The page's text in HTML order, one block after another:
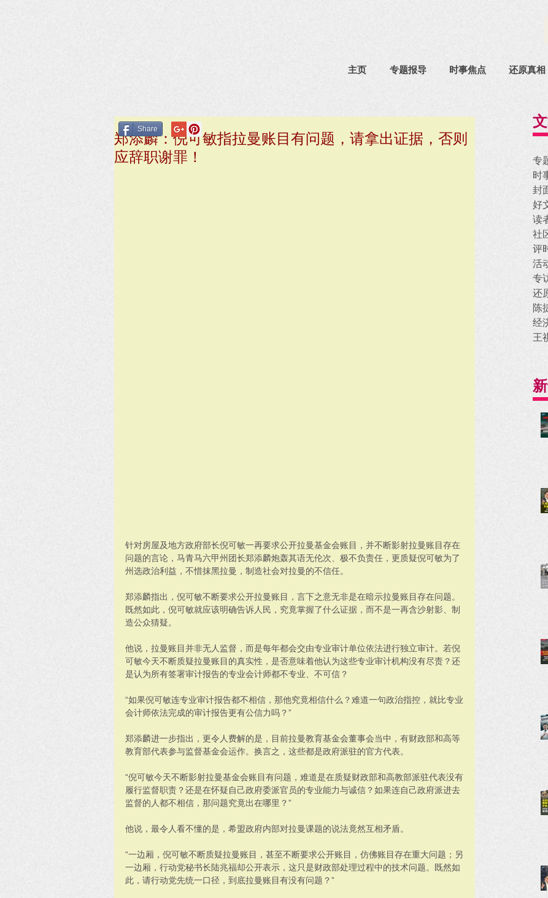
主页 专题报导 时事焦点 还原真
郑添麟：倪可敏指拉曼账目有问题，请拿出证据，否则
应辞职谢罪！
针对房屋及地方政府部长倪可敏一再要求公开拉曼基金会账目，并不断影射拉曼账目存在
问题的言论，马青马六甲州团长郑添麟炮轰其语无伦次、极不负责任，更质疑倪可敏为了
州选政治利益，不惜抹黑拉曼，制造社会对拉曼的不信任。
郑添麟指出，倪可敏不断要求公开拉曼账目，言下之意无非是在暗示拉曼账目存在问题。
既然如此，倪可敏就应该明确告诉人民，究竟掌握了什么证据，而不是一再含沙射影、制
造公众猜疑。
他说，拉曼账目并非无人监督，而是每年都会交由专业审计单位依法进行独立审计。若倪
可敏今天不断质疑拉曼账目的真实性，是否意味着他认为这些专业审计机构没有尽责？还
是认为所有签署审计报告的专业会计师都不专业、不可信？
“如果倪可敏连专业审计报告都不相信，那他究竟相信什么？难道一句政治指控，就比专业
会计师依法完成的审计报告更有公信力吗？”
郑添麟进一步指出，更令人费解的是，目前拉曼教育基金会董事会当中，有财政部和高等
教育部代表参与监督基金会运作。换言之，这些都是政府派驻的官方代表。
“倪可敏今天不断影射拉曼基金会账目有问题，难道是在质疑财政部和高教部派驻代表没有
履行监督职责？还是在怀疑自己政府委派官员的专业能力与诚信？如果连自己政府派进去
监督的人都不相信，那问题究竟出在哪里？”
他说，最令人看不懂的是，希盟政府内部对拉曼课题的说法竟然互相矛盾。
“一边厢，倪可敏不断质疑拉曼账目，甚至不断要求公开账目，仿佛账目存在重大问题；另
一边厢，行动党秘书长陆兆福却公开表示，这只是财政部处理过程中的技术问题。既然如
此，请行动党先统一口径，到底拉曼账目有没有问题？”
Share
专
时
封
好
读
社
评
活
专
还
陈
经
王